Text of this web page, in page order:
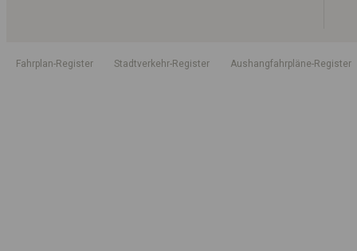
Fahrplan-Register Stadtverkehr-Register Aushangfahrpläne-Register